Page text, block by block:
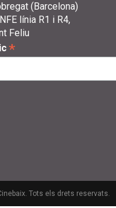
(Barcelona)
línia R1 i R4,
Feliu
*
Tots els drets reservats.